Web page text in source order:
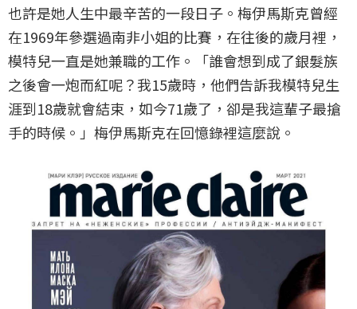
也許是她人生中最辛苦的一段日子。梅伊馬斯克曾經
在1969年參選過南非小姐的比賽，在往後的歲月裡，
模特兒一直是她兼職的工作。「誰會想到成了銀髮族
之後會一炮而紅呢？我15歲時，他們告訴我模特兒生
涯到18歲就會結束，如今71歲了，卻是我這輩子最搶
手的時候。」梅伊馬斯克在回憶錄裡這麼說。